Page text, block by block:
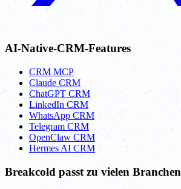
AI-Native-CRM-Features
CRM MCP
Claude CRM
ChatGPT CRM
LinkedIn CRM
WhatsApp CRM
Telegram CRM
OpenClaw CRM
Hermes AI CRM
Breakcold passt zu vielen Branchen